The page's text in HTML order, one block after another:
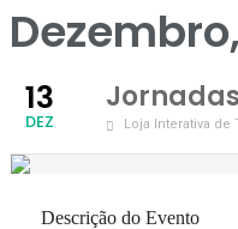
13
DEZ Loja Interativa de
Descrição do Evento